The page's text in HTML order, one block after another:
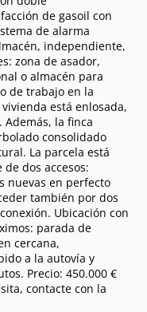
de gasoil con
de alarma
independiente,
zona de asador,
o almacén para
de trabajo en la
está enlosada,
la finca
consolidado
La parcela está
dos accesos:
nuevas en perfecto
también por dos
Ubicación con
parada de
cercana,
a la autovía y
Precio: 450.000 €
contacte con la